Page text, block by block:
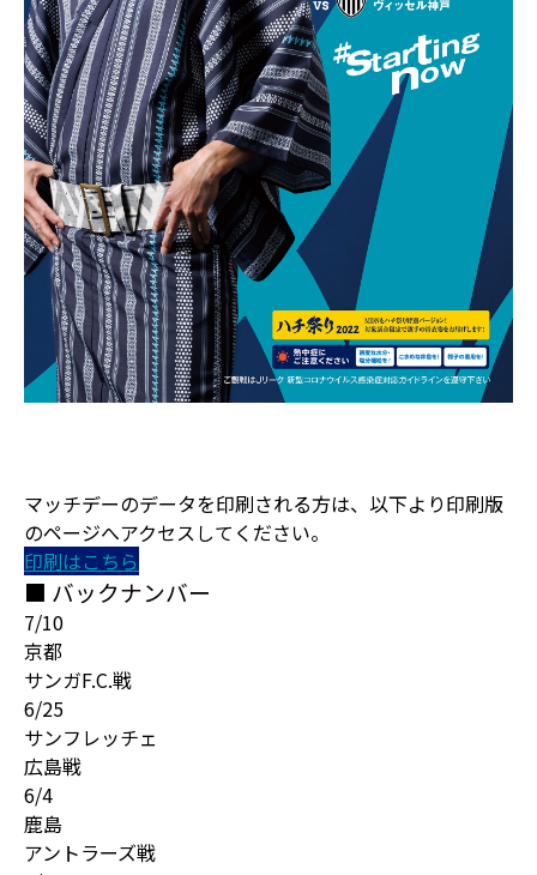
マッチデーのデータを印刷される方は、以下より印刷版
のページへアクセスしてください。
印刷はこちら
■ バックナンバー
7/10
京都
サンガF.C.戦
6/25
サンフレッチェ
広島戦
6/4
鹿島
アントラーズ戦